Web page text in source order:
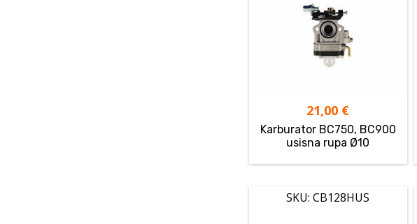
21,00 €
Karburator BC750, BC900
usisna rupa Ø10
SKU: CB128HUS